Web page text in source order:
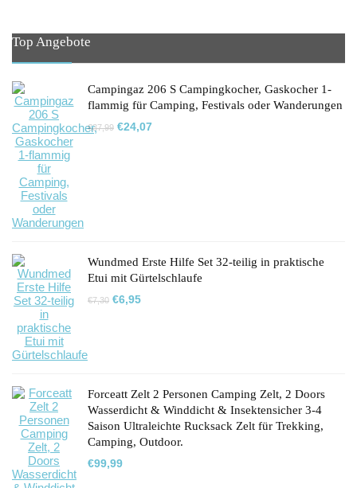
Top Angebote
Campingaz 206 S Campingkocher, Gaskocher 1-
flammig für Camping, Festivals oder Wanderungen
€37,99 Ursprünglicher
€24,07Aktueller
Wundmed Erste Hilfe Set 32-teilig in praktische
Etui mit Gürtelschlaufe
€7,30 Ursprünglicher
€6,95Aktueller
Forceatt Zelt 2 Personen Camping Zelt, 2 Doors
Wasserdicht & Winddicht & Insektensicher 3-4
Saison Ultraleichte Rucksack Zelt für Trekking,
Camping, Outdoor.
€99,99